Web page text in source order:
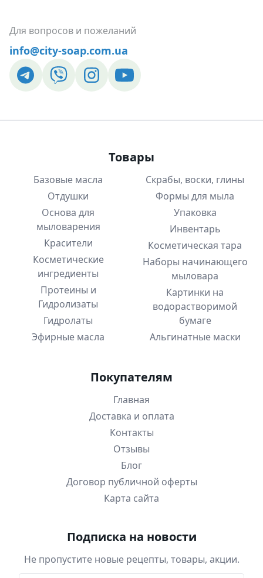
Для вопросов и пожеланий
info@city-soap.com.ua
Товары
Базовые масла
Отдушки
Основа для
мыловарения
Красители
Косметические
ингредиенты
Протеины и
Гидролизаты
Гидролаты
Эфирные масла
Скрабы, воски, глины
Формы для мыла
Упаковка
Инвентарь
Косметическая тара
Наборы начинающего
мыловара
Картинки на
водорастворимой
бумаге
Альгинатные маски
Покупателям
Главная
Доставка и оплата
Контакты
Отзывы
Блог
Договор публичной оферты
Карта сайта
Подписка на новости
Не пропустите новые рецепты, товары, акции.